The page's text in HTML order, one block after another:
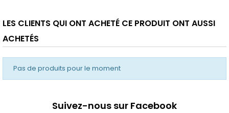
LES CLIENTS QUI ONT ACHETÉ CE PRODUIT ONT AUSSI
ACHETÉS
Pas de produits pour le moment
Suivez-nous sur Facebook